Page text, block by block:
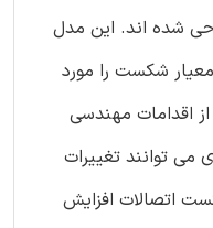
شده اند. این مدل
شکست را مورد
اقدامات مهندسی
می توانند تغییرات
اتصالات افزایش